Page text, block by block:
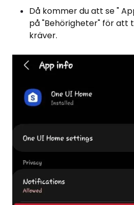
Då kommer du att se "
på "Behörigheter" för att
kräver.